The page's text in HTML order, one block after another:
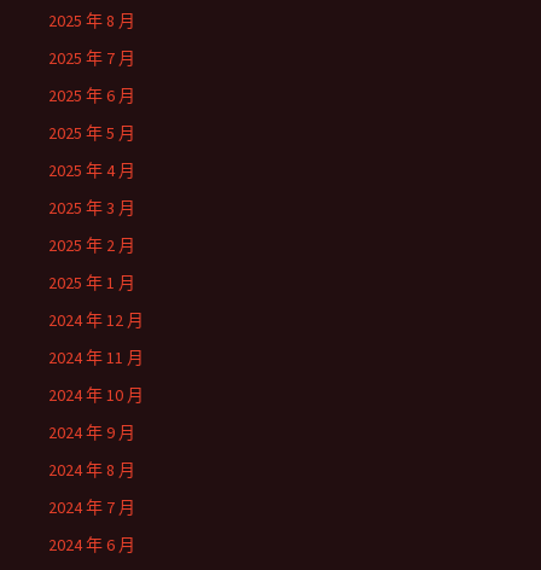
2025 年 8 月
2025 年 7 月
2025 年 6 月
2025 年 5 月
2025 年 4 月
2025 年 3 月
2025 年 2 月
2025 年 1 月
2024 年 12 月
2024 年 11 月
2024 年 10 月
2024 年 9 月
2024 年 8 月
2024 年 7 月
2024 年 6 月